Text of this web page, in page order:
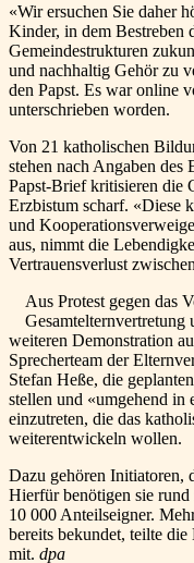
«Wir ersuchen Sie daher
Kinder, in dem Bestreben
Gemeindestrukturen
und nachhaltig Gehör zu
den Papst. Es war online
unterschrieben worden.
Von 21 katholischen
stehen nach Angaben
Papst-Brief kritisieren die
Erzbistum scharf. «Diese
und
aus, nimmt die
Vertrauensverlust
Aus Protest gegen das
weiteren Demonstration
Sprecherteam der
Stefan Heße, die
stellen und «umgehend in
einzutreten, die das
weiterentwickeln wollen.
Dazu gehören Initiatoren,
Hierfür benötigen sie
10 000 Anteilseigner.
bereits bekundet, teilte
mit. dpa